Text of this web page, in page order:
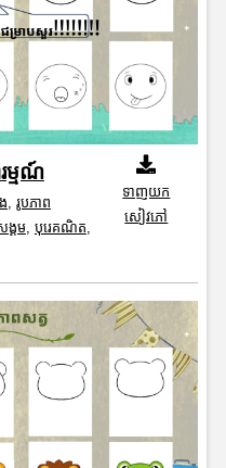
រម្មណ៍
, រូបភាព
ង្គម, បុរេគណិត,
ទាញយក
សៀវភៅ